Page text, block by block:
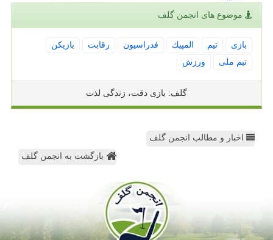
موضوع های انجمن گلف
بازی تیم المپیك فدراسیون رقابت
بازیكن
تیم ملی
ورزش
گلف: بازی دقت، زندگی لذت
اخبار و مطالب انجمن گلف
بازگشت به انجمن گلف